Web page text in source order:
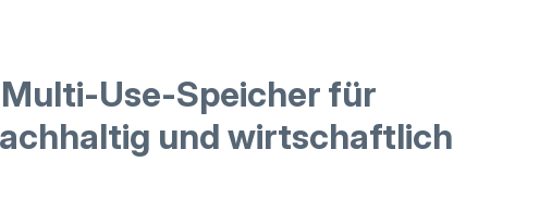
Use-Speicher für
und wirtschaftlich